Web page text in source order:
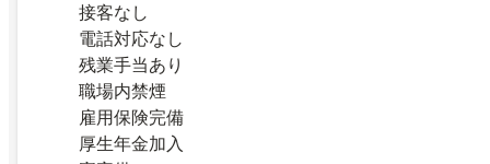
接客なし
電話対応なし
残業手当あり
職場内禁煙
雇用保険完備
厚生年金加入